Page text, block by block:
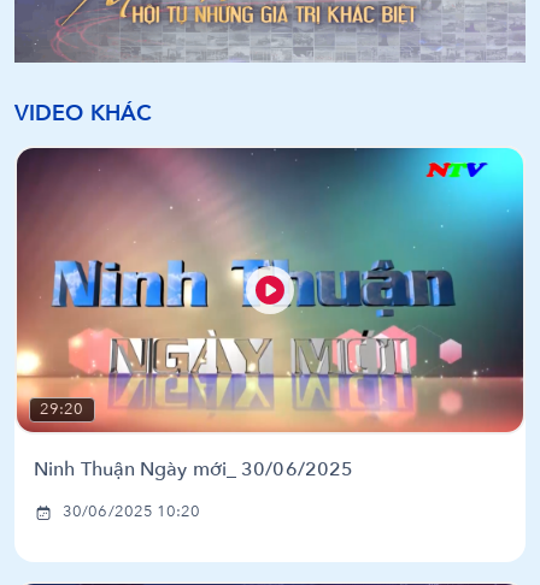
VIDEO KHÁC
29:20
Ninh Thuận Ngày mới_ 30/06/2025
30/06/2025 10:20